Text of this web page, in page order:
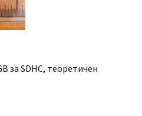
за SDHC, теоретичен